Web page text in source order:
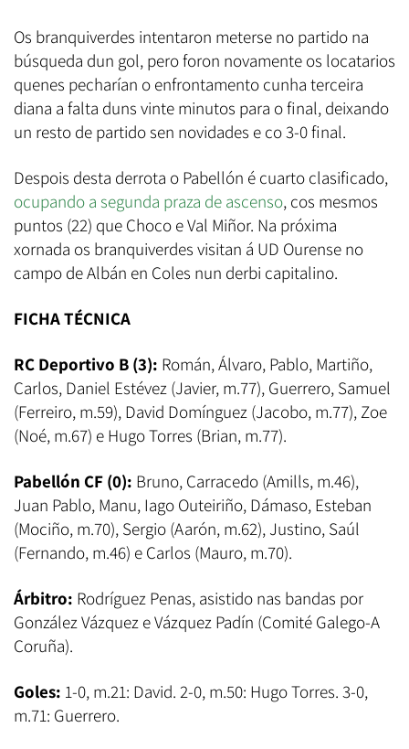
Os branquiverdes intentaron meterse no partido na
búsqueda dun gol, pero foron novamente os locatarios
quenes pecharían o enfrontamento cunha terceira
diana a falta duns vinte minutos para o final, deixando
un resto de partido sen novidades e co 3-0 final.
Despois desta derrota o Pabellón é cuarto clasificado,
ocupando a segunda praza de ascenso, cos mesmos
puntos (22) que Choco e Val Miñor. Na próxima
xornada os branquiverdes visitan á UD Ourense no
campo de Albán en Coles nun derbi capitalino.
FICHA TÉCNICA
RC Deportivo B (3): Román, Álvaro, Pablo, Martiño,
Carlos, Daniel Estévez (Javier, m.77), Guerrero, Samuel
(Ferreiro, m.59), David Domínguez (Jacobo, m.77), Zoe
(Noé, m.67) e Hugo Torres (Brian, m.77).
Pabellón CF (0): Bruno, Carracedo (Amills, m.46),
Juan Pablo, Manu, Iago Outeiriño, Dámaso, Esteban
(Mociño, m.70), Sergio (Aarón, m.62), Justino, Saúl
(Fernando, m.46) e Carlos (Mauro, m.70).
Árbitro: Rodríguez Penas, asistido nas bandas por
González Vázquez e Vázquez Padín (Comité Galego-A
Coruña).
Goles: 1-0, m.21: David. 2-0, m.50: Hugo Torres. 3-0,
m.71: Guerrero.